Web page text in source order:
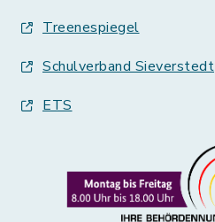
Treenespiegel
Schulverband Sieverstedt
ETS